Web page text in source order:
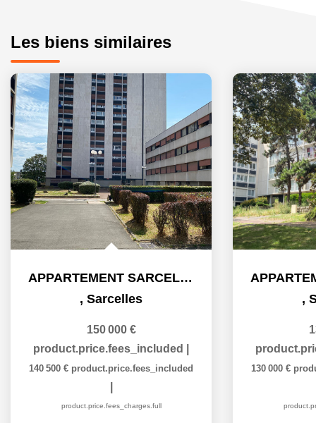
Les biens similaires
APPARTEMENT SARCELLES - 3 pièce(s) - 67.13 m2
, Sarcelles
150 000 €
product.price.fees_included
140 500 € product.price.fees_included
product.price.fees_charges.full
,
130 000 €